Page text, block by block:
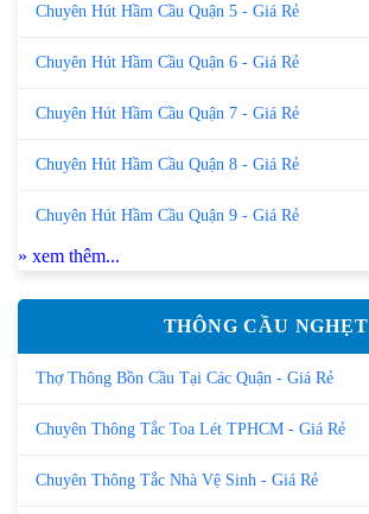
Chuyên Hút Hầm Cầu Quận 5 - Giá Rẻ
Chuyên Hút Hầm Cầu Quận 6 - Giá Rẻ
Chuyên Hút Hầm Cầu Quận 7 - Giá Rẻ
Chuyên Hút Hầm Cầu Quận 8 - Giá Rẻ
Chuyên Hút Hầm Cầu Quận 9 - Giá Rẻ
» xem thêm...
THÔNG CẦU NGHẸT
Thợ Thông Bồn Cầu Tại Các Quận - Giá Rẻ
Chuyên Thông Tắc Toa Lét TPHCM - Giá Rẻ
Chuyên Thông Tắc Nhà Vệ Sinh - Giá Rẻ